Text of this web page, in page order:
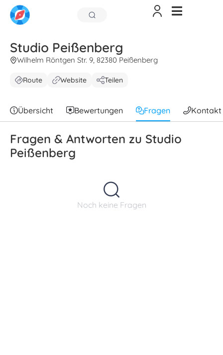
Studio Peißenberg
Wilhelm Röntgen Str. 9, 82380 Peißenberg
Route Website Teilen
Übersicht Bewertungen Fragen Kontakt
Fragen & Antworten zu Studio
Peißenberg
Noch keine Fragen